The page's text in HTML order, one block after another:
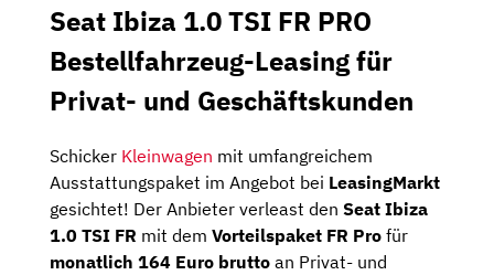
Seat Ibiza 1.0 TSI FR PRO
Bestellfahrzeug-Leasing für
Privat- und Geschäftskunden
Schicker Kleinwagen mit umfangreichem
Ausstattungspaket im Angebot bei LeasingMarkt
gesichtet! Der Anbieter verleast den Seat Ibiza
1.0 TSI FR mit dem Vorteilspaket FR Pro für
monatlich 164 Euro brutto an Privat- und